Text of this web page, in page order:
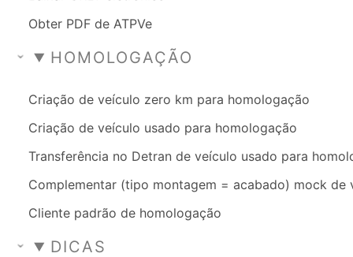
Obter PDF de ATPVe
HOMOLOGAÇÃO
Criação de veículo zero km para homologação
Criação de veículo usado para homologação
Transferência no Detran de veículo usado para
Complementar (tipo montagem = acabado) mock de
Cliente padrão de homologação
DICAS